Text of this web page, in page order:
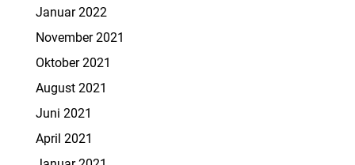
Januar 2022
November 2021
Oktober 2021
August 2021
Juni 2021
April 2021